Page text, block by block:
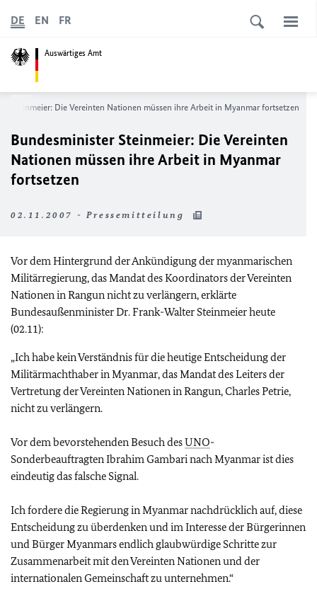
Auswärtiges Amt
DE EN FR
Steinmeier: Die Vereinten Nationen müssen ihre Arbeit in Myanmar fortsetzen
Bundesminister Steinmeier: Die Vereinten
Nationen müssen ihre Arbeit in Myanmar
fortsetzen
02.11.2007 - Pressemitteilung
Vor dem Hintergrund der Ankündigung der myanmarischen
Militärregierung, das Mandat des Koordinators der Vereinten
Nationen in Rangun nicht zu verlängern, erklärte
Bundesaußenminister Dr. Frank-Walter Steinmeier heute
(02.11):
„Ich habe kein Verständnis für die heutige Entscheidung der
Militärmachthaber in Myanmar, das Mandat des Leiters der
Vertretung der Vereinten Nationen in Rangun, Charles Petrie,
nicht zu verlängern.
Vor dem bevorstehenden Besuch desUNO-
Sonderbeauftragten Ibrahim Gambari nach Myanmar ist dies
eindeutig das falsche Signal.
Ich fordere die Regierung in Myanmar nachdrücklich auf, diese
Entscheidung zu überdenken und im Interesse der Bürgerinnen
und Bürger Myanmars endlich glaubwürdige Schritte zur
Zusammenarbeit mit den Vereinten Nationen und der
internationalen Gemeinschaft zu unternehmen.“